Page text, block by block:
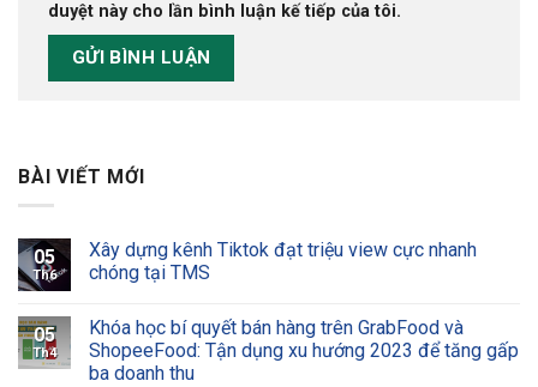
duyệt này cho lần bình luận kế tiếp của tôi.
BÀI VIẾT MỚI
05
Th6
Xây dựng kênh Tiktok đạt triệu view cực nhanh
chóng tại TMS
05
Th4
Khóa học bí quyết bán hàng trên GrabFood và
ShopeeFood: Tận dụng xu hướng 2023 để tăng gấp
ba doanh thu